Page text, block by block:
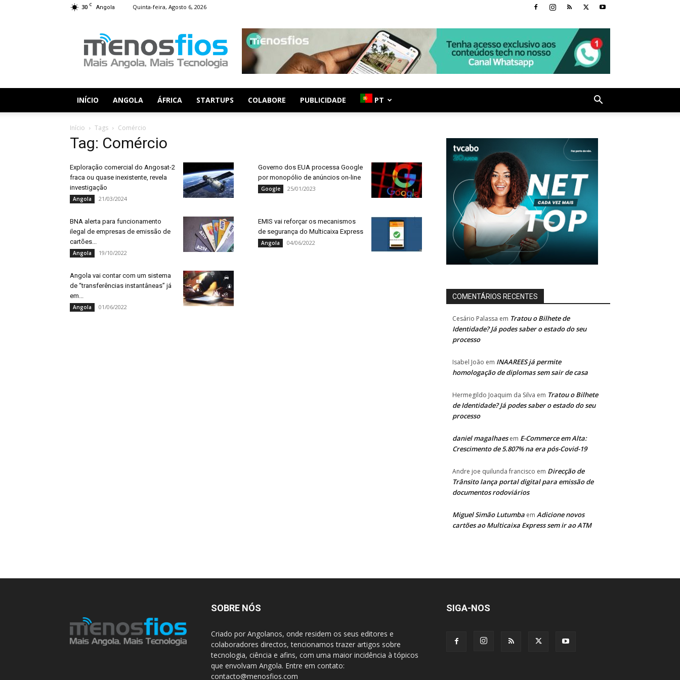
30 C Angola Quinta-feira, Agosto 6, 2026
Fios
INÍCIO ANGOLA ÁFRICA STARTUPS COLABORE PUBLICIDADE PT
Início Tags Comércio
Tag: Comércio
Exploração comercial do Angosat-2
fraca ou quase inexistente, revela
investigação
Angola 21/03/2024
Governo dos EUA processa Google
por monopólio de anúncios on-line
Google 25/01/2023
BNA alerta para funcionamento
ilegal de empresas de emissão de
cartões...
Angola 19/10/2022
EMIS vai reforçar os mecanismos
de segurança do Multicaixa Express
Angola 04/06/2022
Angola vai contar com um sistema
de “transferências instantâneas” já
em...
Angola 01/06/2022
COMENTÁRIOS RECENTES
Cesário Palassa em Tratou o Bilhete de
Identidade? Já podes saber o estado do seu
processo
Isabel João em INAAREES já permite
homologação de diplomas sem sair de casa
Hermegildo Joaquim da Silva em Tratou o Bilhete
de Identidade? Já podes saber o estado do seu
processo
daniel magalhaesem E-Commerce em Alta:
Crescimento de 5.807% na era pós-Covid-19
Andre joe quilunda francisco em Direcção de
Trânsito lança portal digital para emissão de
documentos rodoviários
Miguel Simão Lutumba em Adicione novos
cartões ao Multicaixa Express sem ir ao ATM
SOBRE NÓS
Criado por Angolanos, onde residem os seus editores e
colaboradores directos, tencionamos trazer artigos sobre
tecnologia, ciência e afins, com uma maior incidência à tópicos
que envolvam Angola. Entre em contato:
contacto@menosfios.com
SIGA-NOS